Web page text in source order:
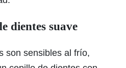
dientes suave
son sensibles al frío,